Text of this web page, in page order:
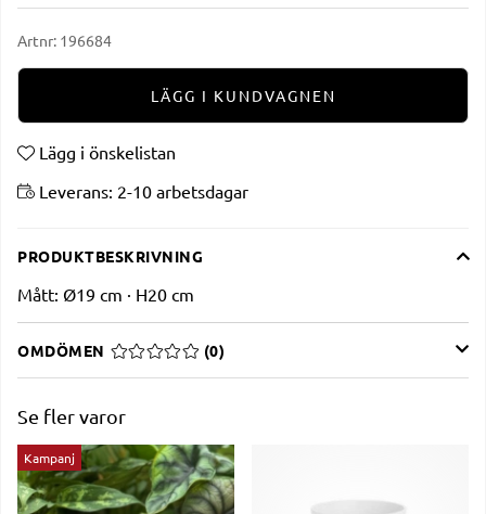
Artnr: 196684
LÄGG I KUNDVAGNEN
Lägg i önskelistan
Leverans: 2-10 arbetsdagar
PRODUKTBESKRIVNING
Mått: Ø19 cm · H20 cm
OMDÖMEN MEDELBETYG 0 AV 5 ANTAL BETYG 0
(0)
Se fler varor
Kampanj